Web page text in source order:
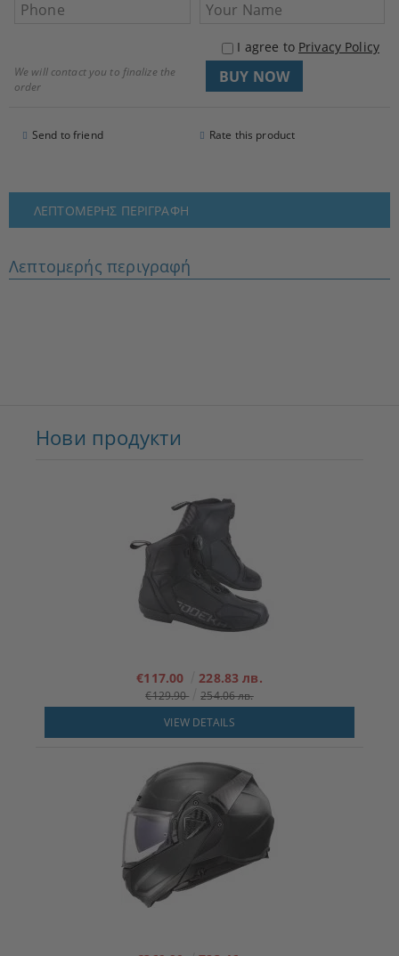
I agree to Privacy Policy
We will contact you to finalize the
order
Send to friend Rate this product
ΛΕΠΤΟΜΕΡΉΣ ΠΕΡΙΓΡΑΦΉ
Λεπτομερής περιγραφή
Нови продукти
€117.00 228.83 лв.
€129.90
254.06 лв.
VIEW DETAILS